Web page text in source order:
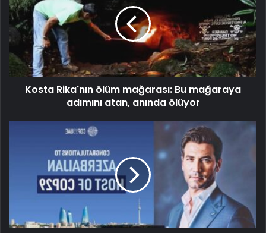
Kosta Rika'nın ölüm mağarası: Bu mağaraya
adımını atan, anında ölüyor